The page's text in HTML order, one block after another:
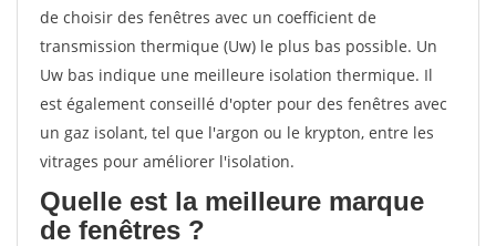
de choisir des fenêtres avec un coefficient de
transmission thermique (Uw) le plus bas possible. Un
Uw bas indique une meilleure isolation thermique. Il
est également conseillé d'opter pour des fenêtres avec
un gaz isolant, tel que l'argon ou le krypton, entre les
vitrages pour améliorer l'isolation.
Quelle est la meilleure marque
de fenêtres ?